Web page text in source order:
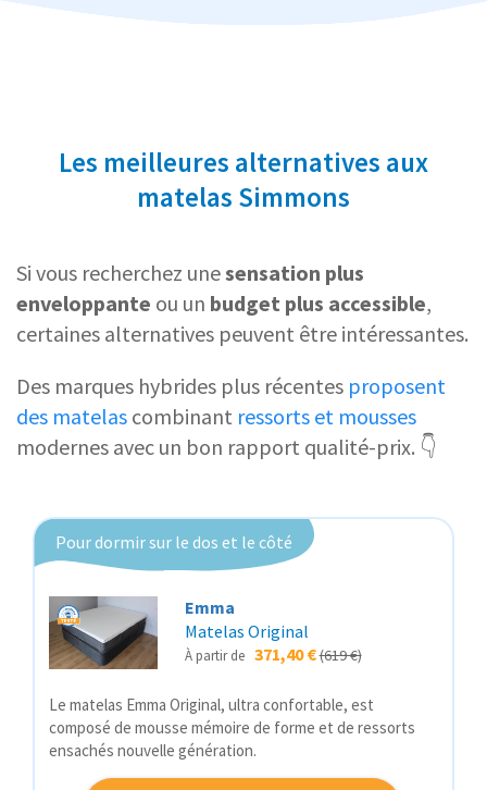
Les meilleures alternatives aux
matelas Simmons
Si vous recherchez unesensation plus
enveloppante ou un budget plus accessible,
certaines alternatives peuvent être intéressantes.
Des marques hybrides plus récentes proposent
des matelas combinant ressorts et mousses
modernes avec un bon rapport qualité-prix. 👇
Pour dormir sur le dos et le côté
Emma
Matelas Original
À partir de 371,40 €(619 €)
Le matelas Emma Original, ultra confortable, est
composé de mousse mémoire de forme et de ressorts
ensachés nouvelle génération.